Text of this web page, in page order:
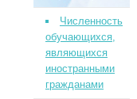
Численность
обучающихся,
являющихся
иностранными
гражданами